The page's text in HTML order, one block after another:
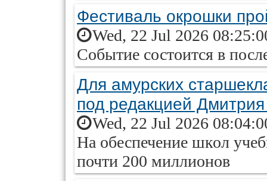
Фестиваль окрошки
Wed, 22 Jul 2026
Событие состоится в
Для амурских
под редакцией
Wed, 22 Jul 2026
На обеспечение школ
почти 200 миллионов